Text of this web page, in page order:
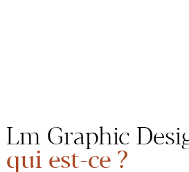
Lm Graphic
qui est-ce ?